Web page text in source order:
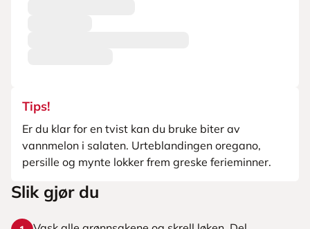
Tips!
Er du klar for en tvist kan du bruke biter av
vannmelon i salaten. Urteblandingen oregano,
persille og mynte lokker frem greske ferieminner.
Slik gjør du